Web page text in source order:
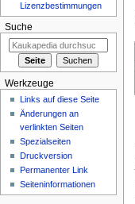
Lizenzbestimmungen
Suche
Werkzeuge
Links auf diese Seite
Änderungen an
verlinkten Seiten
Spezialseiten
Druckversion
Permanenter Link
Seiten­informationen